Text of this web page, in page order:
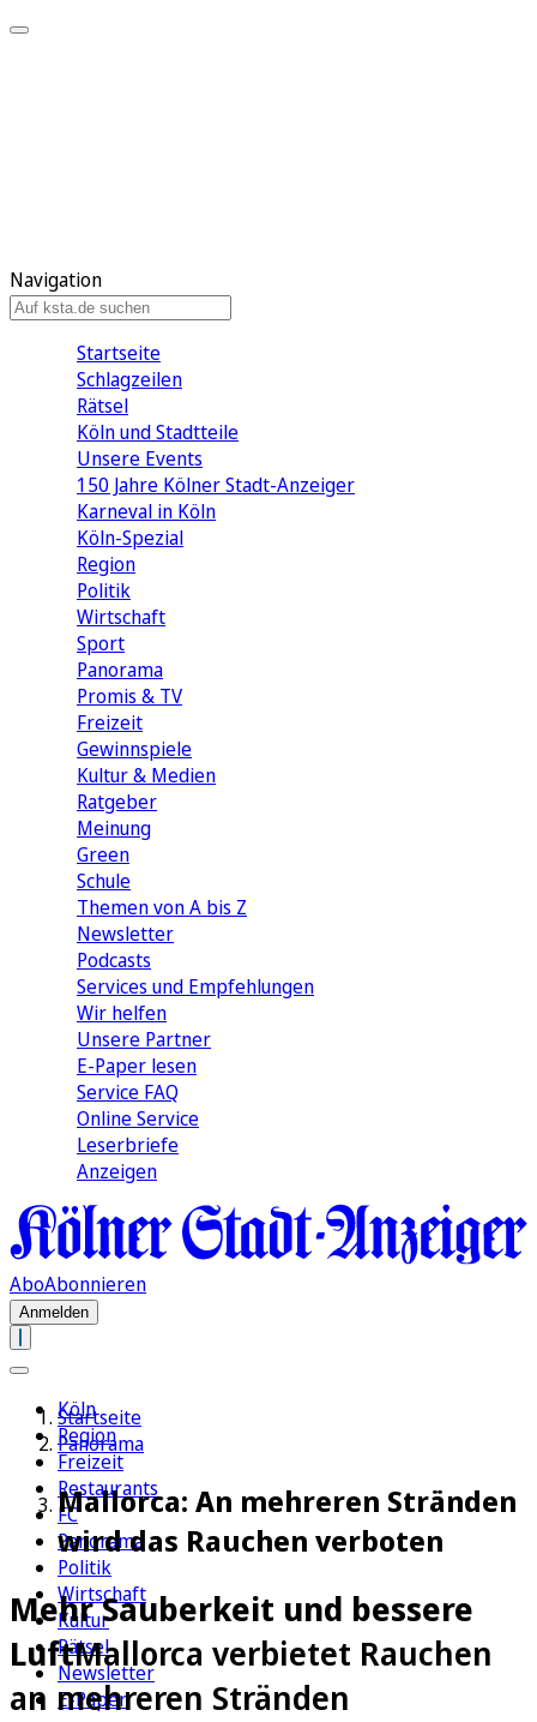
Navigation
Startseite
Schlagzeilen
Rätsel
Köln und Stadtteile
Unsere Events
150 Jahre Kölner Stadt-Anzeiger
Karneval in Köln
Köln-Spezial
Region
Politik
Wirtschaft
Sport
Panorama
Promis & TV
Freizeit
Gewinnspiele
Kultur & Medien
Ratgeber
Meinung
Green
Schule
Themen von A bis Z
Newsletter
Podcasts
Services und Empfehlungen
Wir helfen
Unsere Partner
E-Paper lesen
Service FAQ
Online Service
Leserbriefe
Anzeigen
AboAbonnieren
Anmelden
Köln
Region
Freizeit
Restaurants
FC
Panorama
Politik
Wirtschaft
Kultur
Rätsel
Newsletter
E-Paper
Startseite
Panorama
Mallorca: An mehreren Stränden
wird das Rauchen verboten
Mehr Sauberkeit und bessere
LuftMallorca verbietet Rauchen
an mehreren Stränden